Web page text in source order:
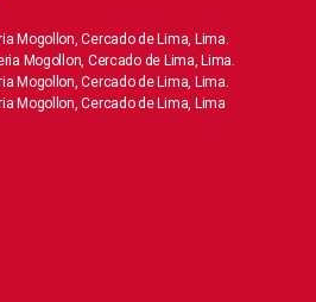
Mogollon, Cercado de Lima, Lima.
Mogollon, Cercado de Lima, Lima.
Mogollon, Cercado de Lima, Lima.
Mogollon, Cercado de Lima, Lima